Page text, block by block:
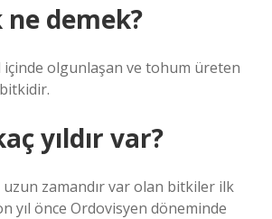
ne demek?
içinde olgunlaşan ve tohum üreten
yıldır var?
zamandır var olan bitkiler ilk
yıl önce Ordovisyen döneminde